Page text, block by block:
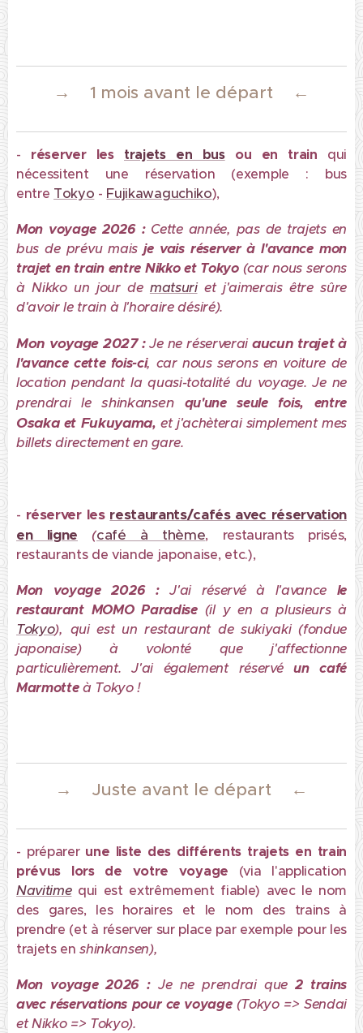
→ 1 mois avant le départ ←
- réserver les trajets en bus ou en train qui
nécessitent une réservation (exemple : bus
entre Tokyo - Fujikawaguchiko),
Mon voyage 2026 :Cette année, pas de trajets en
bus de prévu mais je vais réserver à l'avance mon
trajet en train entre Nikko et Tokyo(car nous serons
à Nikko un jour de matsuriet j'aimerais être sûre
d'avoir le train à l'horaire désiré).
Mon voyage 2027 :Je ne réserverai aucun trajetà
l'avance cette fois-ci, car nous serons en voiture de
location pendant la quasi-totalité du voyage. Je ne
prendrai leshinkansen qu'une seule fois, entre
Osakaet Fukuyama,et j'achèterai simplement mes
billets directement en gare.
- réserver les restaurants/cafés avec réservation
en ligne (café à thème, restaurants prisés,
restaurants de viande japonaise, etc.),
Mon voyage 2026 :J'ai réservé à l'avancele
restaurant MOMO Paradise (il y en a plusieurs à
Tokyo), qui est un restaurant de sukiyaki (fondue
japonaise) à volonté que j'affectionne
particulièrement.
J'ai également réservéun café
Marmotteà Tokyo !
→ Juste avant le départ ←
- préparer une liste des différents trajets en train
prévus lors de votre voyage (via l'application
Navitimequi est extrêmement fiable) avec le nom
des gares, les horaires et le nom des trains à
prendre (et à réserver sur place par exemple pour les
trajets enshinkansen),
Mon voyage 2026 : Je ne prendrai que2 trains
avec réservations pour ce voyage(Tokyo => Sendai
et Nikko => Tokyo).